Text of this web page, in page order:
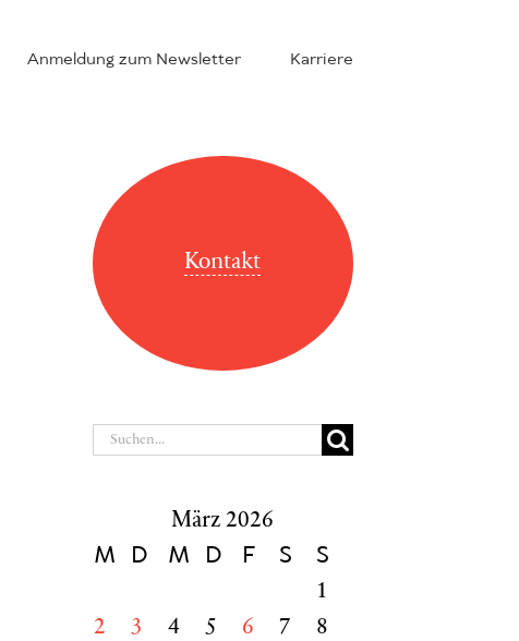
Anmeldung zum Newsletter Karriere
Kontakt
Suche
März 2026
M D M D F S S
1
2
3 4 5 6 7
8